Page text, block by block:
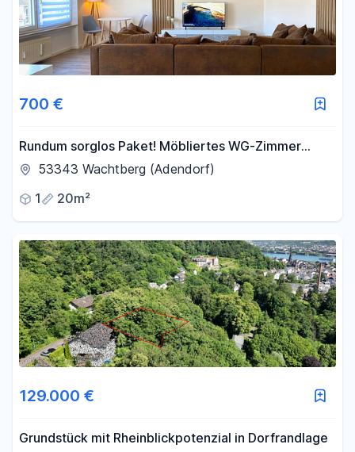
700 €
Rundum sorglos Paket! Möbliertes WG-Zimmer
WLAN & NK in renovierter 4-Zi Whg 2 Min. von
53343 Wachtberg (Adendorf)
1
20m²
129.000 €
Grundstück mit Rheinblickpotenzial in Dorfrandlage